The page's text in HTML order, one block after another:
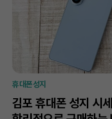
휴대폰성지
김포 휴대폰 성지 시